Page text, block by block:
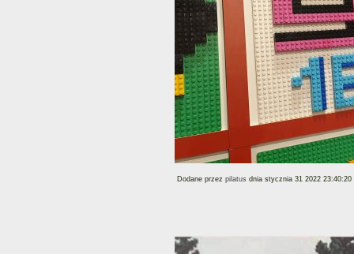
Dodane przez pilatus dnia stycznia 31 2022 23:40:20